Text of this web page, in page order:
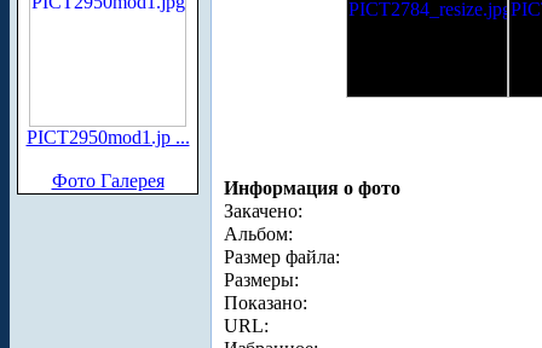
PICT2950mod1.jp ...
Фото Галерея
Информация о фото
Закачено:
Альбом:
Размер файла:
Размеры:
Показано:
URL: